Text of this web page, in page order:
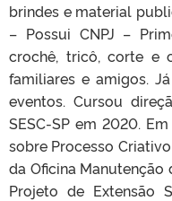
brindes e material
– Possui CNPJ –
crochê, tricô, corte e
familiares e amigos.
eventos. Cursou
SESC-SP em 2020.
sobre Processo
da Oficina Manutenção
Projeto de Extensão